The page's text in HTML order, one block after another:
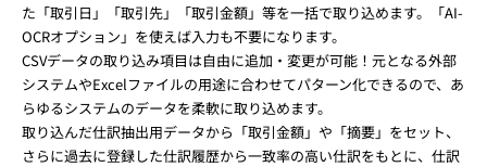
た「取引日」「取引先」「取引金額」等を一括で取り込めます。「AI-
OCRオプション」を使えば入力も不要になります。
CSVデータの取り込み項目は自由に追加・変更が可能！元となる外部
システムやExcelファイルの用途に合わせてパターン化できるので、あ
らゆるシステムのデータを柔軟に取り込めます。
取り込んだ仕訳抽出用データから「取引金額」や「摘要」をセット、
さらに過去に登録した仕訳履歴から一致率の高い仕訳をもとに、仕訳